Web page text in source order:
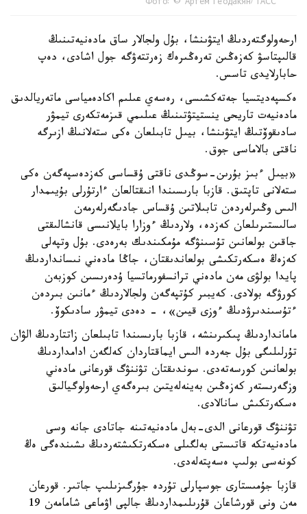
Фото: © Артем Геодакян/ ТАСС
ارحەولوگتەردىڭ ايتۋىنشا، بۇل ولجالار ساق مادەنيەتىنىڭ
قالىپتاسۋ كەزەڭىن تەرەڭىرەك زەرتتەۋگە جول اشادى، دەپ
حابارلايدى تاسس.
ەكسپەديتسيا جەتەكشىسى، رەسەي عىلىم اكادەمياسى ماتەريالدىق
مادەنيەت تاريحى ينستيتۋتىنىڭ عىلىمي قىزمەتكەرى تيمۋر
سادىقوۆتىڭ ايتۋىنشا، بيىل تابىلعان ەكى ستەلانىڭ ازىرگە
ناقتى بالاماسى جوق.
«بيىل ءبىز بۇرىن-سوڭدى ناقتى ۇقساسى كەزدەسپەگەن ەكى
ستەلانى تاپتىق. قازبا بارىسىندا انىقتالعان ءارتۇرلى بۇيىمدار
الىس وڭىرلەردەن تابىلاتىن ۇقساس جادىگەرلەرمەن
سالىستىرىلعان كەزدە، ولاردىڭ ءوزارا بايلانىسى قانشالىقتى
جاقىن بولعانىن تۇسىنۋگە مۇمكىندىك بەرەدى. بۇل وتپەلى
كەزەڭ ەسكەرتكىشى بولعاندىقتان، جاڭا مادەني نىسانداردىڭ
پايدا بولۋى مەن مادەني ترانسفورماتسيا ۇدەرىسىن كوزبەن
كورۋگە بولادى. كەيبىر كۇتپەگەن ولجالاردىڭ ءمانىن بىردەن
ءتۇسىندىرۋدىڭ ءوزى قيىن»، - دەدى تيمۋر سادىكوۆ.
مامانداردىڭ پىكىرىنشە، قازبا بارىسىندا تابىلعان زاتتاردىڭ الۋان
تۇرلىلىگى بۇل جەردە الىس ايماقتاردان كەلگەن ادامداردىڭ
بولعانىن كورسەتەدى. سوندىقتان تۋننۋگ قورعانى مادەني
وزگەرىستەر كەزەڭىن بەينەلەيتىن بىرەگەي ارحەولوگيالىق
ەسكەرتكىش سانالادى.
تۋننۋگ قورعانى الدى-بەل مادەنيەتىنە جاتادى جانە وسى
مادەنيەتكە قاتىستى بەلگىلى ەسكەرتكىشتەردىڭ ىشىندەگى ەڭ
كونەسى بولىپ ەسەپتەلەدى.
قازبا جۇمىستارى جوسپارلى تۇردە جۇرگىزىلىپ جاتىر. قورعان
مەن ونى قورشاعان قۇرىلىمداردىڭ جالپى اۋماعى شامامەن 19